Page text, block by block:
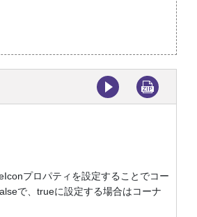
プロパティを設定することでコー
で、trueに設定する場合はコーナ